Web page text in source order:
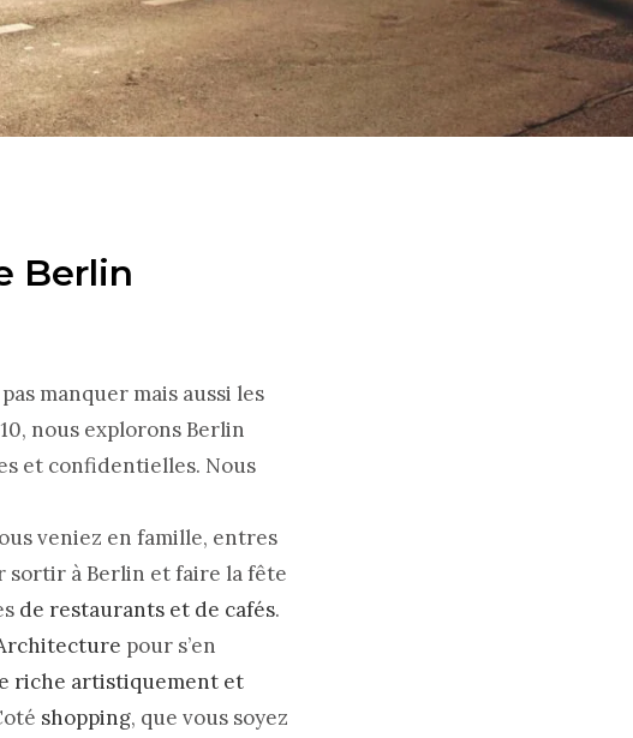
Berlin
manquer mais aussi les
nous explorons Berlin
et confidentielles. Nous
veniez en famille, entres
sortir à Berlin et faire la fête
de restaurants et de cafés.
pour s’en
riche artistiquement et
shopping, que vous soyez